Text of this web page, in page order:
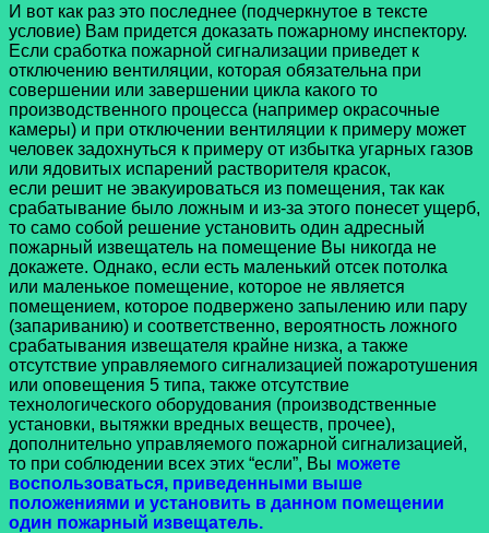
И вот как раз это последнее (подчеркнутое в тексте
условие) Вам придется доказать пожарному инспектору.
Если сработка пожарной сигнализации приведет к
отключению вентиляции, которая обязательна при
совершении или завершении цикла какого то
производственного процесса (например окрасочные
камеры) и при отключении вентиляции к примеру может
человек задохнуться к примеру от избытка угарных газов
или ядовитых испарений растворителя красок,
если решит не эвакуироваться из помещения, так как
срабатывание было ложным и из-за этого понесет ущерб,
то само собой решение установить один адресный
пожарный извещатель на помещение Вы никогда не
докажете. Однако, если есть маленький отсек потолка
или маленькое помещение, которое не является
помещением, которое подвержено запылению или пару
(запариванию) и соответственно, вероятность ложного
срабатывания извещателя крайне низка, а также
отсутствие управляемого сигнализацией пожаротушения
или оповещения 5 типа, также отсутствие
технологического оборудования (производственные
установки, вытяжки вредных веществ, прочее),
дополнительно управляемого пожарной сигнализацией,
то при соблюдении всех этих “если”, Вы можете
воспользоваться, приведенными выше
положениями и установить в данном помещении
один пожарный извещатель.